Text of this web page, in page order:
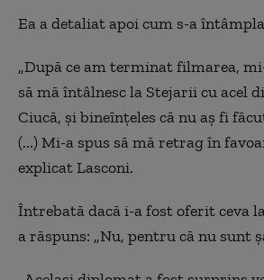
Ea a detaliat apoi cum s-a
„După ce am terminat filmarea,
să mă întâlnesc la Stejarii cu acel
Ciucă, şi bineînţeles că nu aş fi
(...) Mi-a spus să mă retrag în
explicat Lasconi.
Întrebată dacă i-a fost oferit ceva
a răspuns: „Nu, pentru că nu sunt